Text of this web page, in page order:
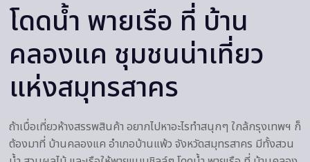
โดดน้ำ พายเรือ ที่ บ้าน
คลองแค ชุมชนน่าเที่ยว
แห่งสมุทรสาคร
ถ้าเบื่อเที่ยวห้างสรรพสินค้า อยากไปหาอะไรทำสนุกๆ ใกล้กรุงเทพฯ ก็
ต้องมาที่ บ้านคลองแค อำเภอบ้านแพ้ว จังหวัดสมุทรสาคร มีทั้งสวน